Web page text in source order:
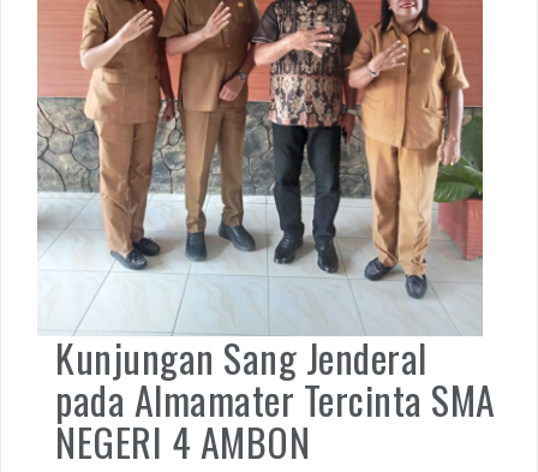
Kunjungan Sang Jenderal
pada Almamater Tercinta SMA
NEGERI 4 AMBON